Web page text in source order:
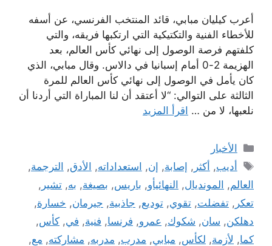
أعرب كيليان مبابي، قائد المنتخب الفرنسي، عن أسفه
للأخطاء الفنية والتكتيكية التي ارتكبها فريقه، والتي
كلفتهم فرصة الوصول إلى نهائي كأس العالم، بعد
الهزيمة 2-0 أمام إسبانيا في دالاس. وقال مبابي، الذي
كان يأمل في الوصول إلى نهائي كأس العالم للمرة
الثالثة على التوالي: “لا أعتقد أن لنا المباراة التي أردنا أن
نلعبها، لا من … اقرأ المزيد
التصنيفات
الأخبار
الوسوم
أديب, أكثر , إصابة, إن, استعداداته, الأدق, الترجمة,
العالم, المونديال, النهائيأو, باريس, بصيغة, به, تشير ,
تعكر , تفضلت, تقوي, توديع, جاذبية, جيرمان, خسارة,
دهلكن, سان, شكوك, عمرو, فرنسا, فنية, في, كأس,
كما, لأزمة, لكأس, مبابي, مدرب, مدربه, مشاركته, مع,